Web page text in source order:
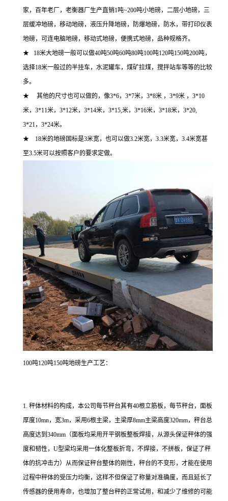
家，百年老厂，老衡器厂生产直销1吨~200吨小地磅，二层小地磅，三
层缓冲地磅，移动地磅，液压升降地磅，防爆地磅，防水，带打印仪表
地磅，可连电脑地磅，移动式地磅，便携式地磅，品种规格齐。
★ 18米大地磅一般可以做40吨50吨60吨80吨100吨120吨150吨200吨，
选择18米一般过的半挂车，水泥罐车，煤矿拉煤，搅拌站车等等的比较
多。
★ 其他的尺寸也可以做的，像3*6，3*7米，3*8米 ，3*9米 ，3*10
米，3*11米，3*12米，3*14米，3*15,米，3*16米，3*18米，3*20,
3*21，3*24米。
★ 18米的地磅国标是3米宽，也可以做3.2米宽，3.3米宽，3.4米宽甚
至3.5米可以按照客户的要求定做。
100吨120吨150吨地磅生产工艺：
1. 秤体材料的构成，本公司每节秤台其有40根立筋板，每节秤台，面板
厚度10mn，宽3m，采用6根主梁，主梁厚8mm主梁高度320mm，秤台总
高度达到 340mm （面板均采用开平钢板整板焊接，从源头保证秤体的强
度和韧性， U型梁均采用一体化整板折弯，不焊接，不拼板，保证了秤
体的抗冲击力）从而保证秤台整体的刚性，秤台的不变形，才能在使用
过程中秤体的受压力均衡，这样不但保证了称量对准确度，而且延长了
传感器的使用寿命，也增加了整台秤的正常试用，和减少了维修的可能